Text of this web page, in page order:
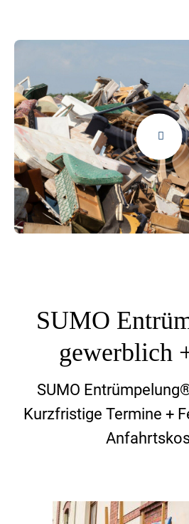
SUMO
gewerblich
SUMO
Kurzfristige Termine +